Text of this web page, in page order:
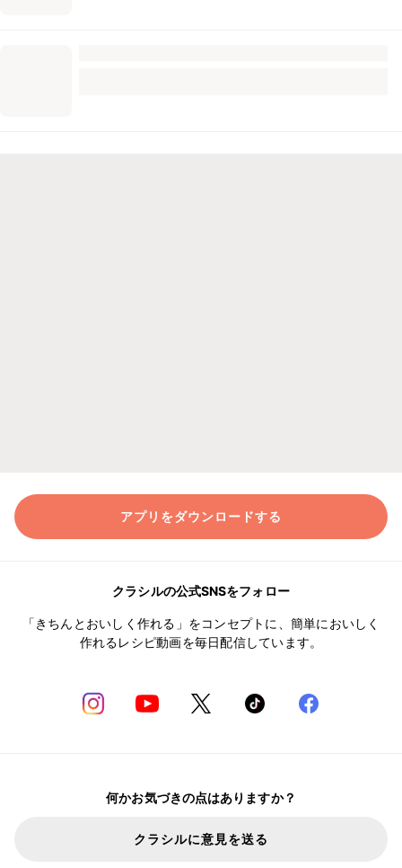
アプリをダウンロードする
クラシルの公式SNSをフォロー
「きちんとおいしく作れる」をコンセプトに、簡単においしく
作れるレシピ動画を毎日配信しています。
何かお気づきの点はありますか？
クラシルに意見を送る